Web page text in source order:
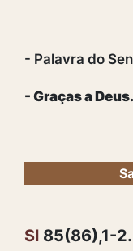
- Palavra do
- Graças a Deus.
Sl 85(86),1-